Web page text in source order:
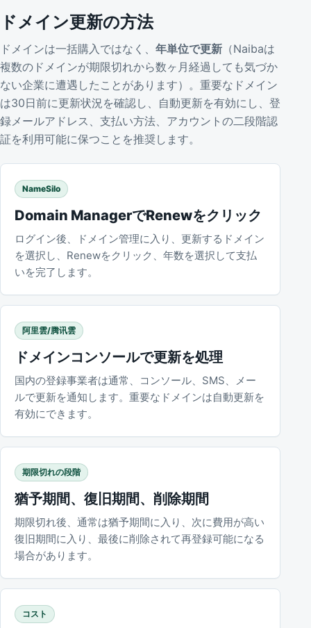
ドメイン更新の方法
ドメインは一括購入ではなく、 年単位で更新 （Naibaは
複数のドメインが期限切れから数ヶ月経過しても気づか
ない企業に遭遇したことがあります）。重要なドメイン
は30日前に更新状況を確認し、自動更新を有効にし、登
録メールアドレス、支払い方法、アカウントの二段階認
証を利用可能に保つことを推奨します。
NameSilo
Domain ManagerでRenewをクリック
ログイン後、ドメイン管理に入り、更新するドメイン
を選択し、Renewをクリック、年数を選択して支払
いを完了します。
阿里雲/腾讯雲
ドメインコンソールで更新を処理
国内の登録事業者は通常、コンソール、SMS、メー
ルで更新を通知します。重要なドメインは自動更新を
有効にできます。
期限切れの段階
猶予期間、復旧期間、削除期間
期限切れ後、通常は猶予期間に入り、次に費用が高い
復旧期間に入り、最後に削除されて再登録可能になる
場合があります。
コスト